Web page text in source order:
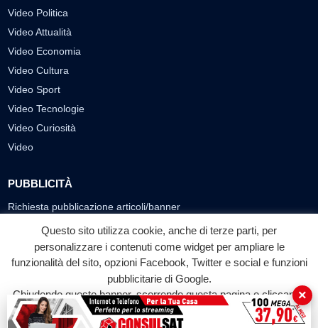
Video Politica
Video Attualità
Video Economia
Video Cultura
Video Sport
Video Tecnologie
Video Curiosità
Video
PUBBLICITÀ
Richiesta pubblicazione articoli/banner
SEGUICI SUI SOCIAL
f
Facebook
◎ ▶
YouTube
Questo sito utilizza cookie, anche di terze parti, per
personalizzare i contenuti come widget per ampliare le
funzionalità del sito, opzioni Facebook, Twitter e social e funzioni
pubblicitarie di Google.
Chiudendo questo banner, scorrendo questa pagina o cliccando
su qualunque suo elemento acconsenti all'uso dei cookie.
×